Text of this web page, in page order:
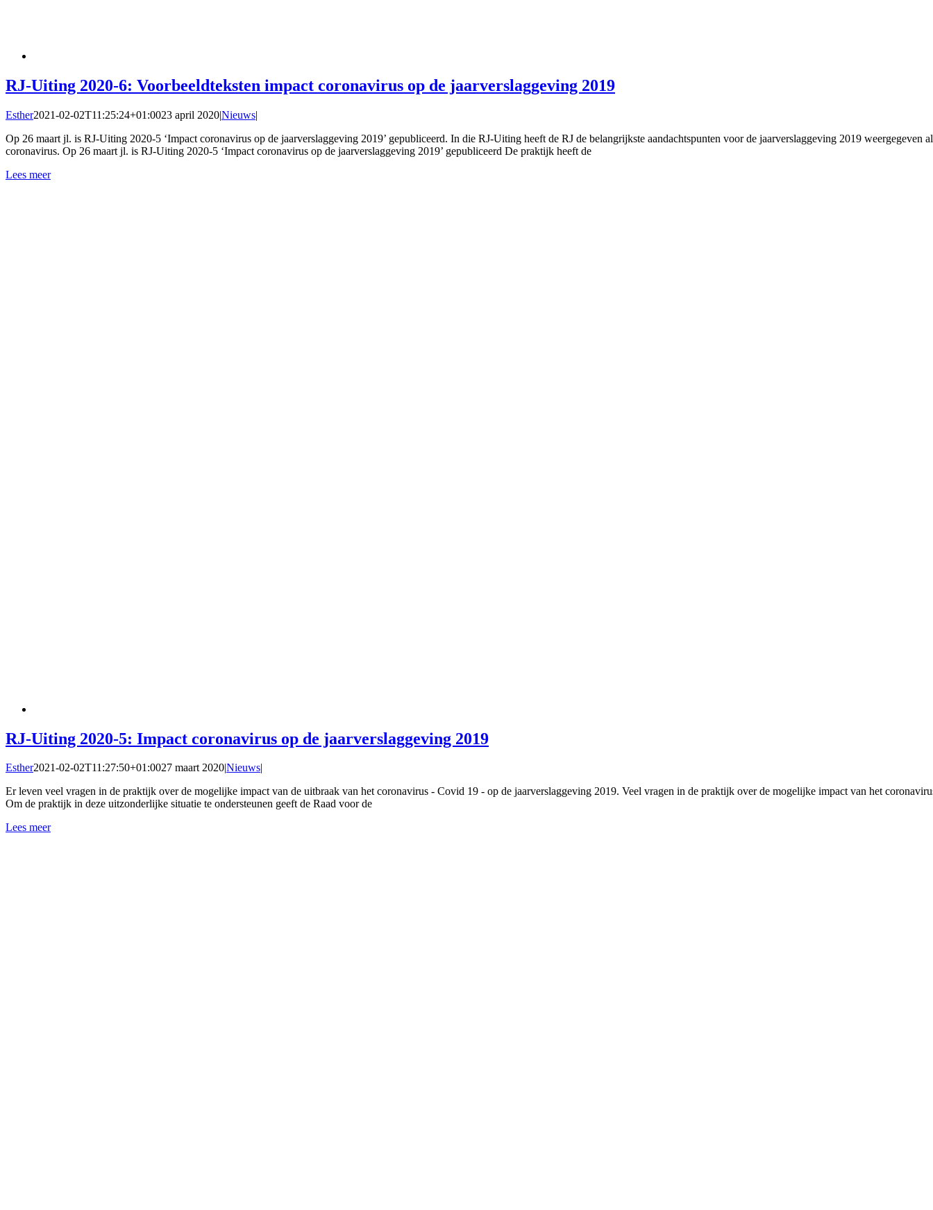
RJ-Uiting 2020-6: Voorbeeldteksten impact coronavirus op de jaarverslaggeving 2019
Esther2021-02-02T11:25:24+01:0023 april 2020|Nieuws|
Op 26 maart jl. is RJ-Uiting 2020-5 ‘Impact coronavirus op de jaarverslaggeving 2019’ gepubliceerd. In die RJ-Uiting heeft de RJ de belangrijkste aandachtspunten voor de jaarverslaggeving 2019 weergegeven
coronavirus. Op 26 maart jl. is RJ-Uiting 2020-5 ‘Impact coronavirus op de jaarverslaggeving 2019’ gepubliceerd De praktijk heeft de
Lees meer
RJ-Uiting 2020-5: Impact coronavirus op de jaarverslaggeving 2019
Esther2021-02-02T11:27:50+01:0027 maart 2020|Nieuws|
Er leven veel vragen in de praktijk over de mogelijke impact van de uitbraak van het coronavirus - Covid 19 - op de jaarverslaggeving 2019. Veel vragen in de praktijk over de mogelijke impact van het
Om de praktijk in deze uitzonderlijke situatie te ondersteunen geeft de Raad voor de
Lees meer